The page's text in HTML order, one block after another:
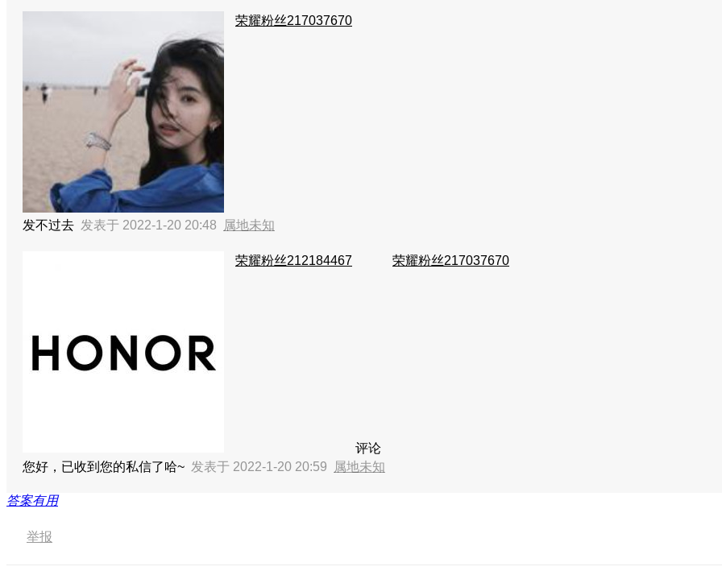
荣耀粉丝217037670
发不过去 发表于 2022-1-20 20:48 属地未知
荣耀粉丝212184467
评论
荣耀粉丝217037670
您好，已收到您的私信了哈~ 发表于 2022-1-20 20:59 属地未知
答案有用
举报